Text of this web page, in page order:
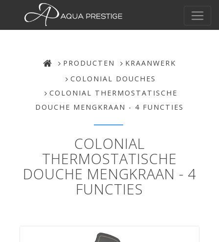
PRODUCTEN
KRAANWERK
COLONIAL DOUCHES
COLONIAL THERMOSTATISCHE
DOUCHE MENGKRAAN - 4 FUNCTIES
COLONIAL
THERMOSTATISCHE
DOUCHE MENGKRAAN - 4
FUNCTIES